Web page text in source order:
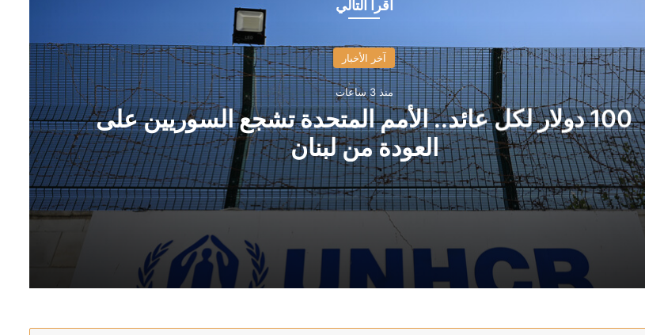
أقرأ التالي
آخر الأخبار
منذ 3 ساعات
100 دولار لكل عائد.. الأمم المتحدة تشجع السوريين على
العودة من لبنان